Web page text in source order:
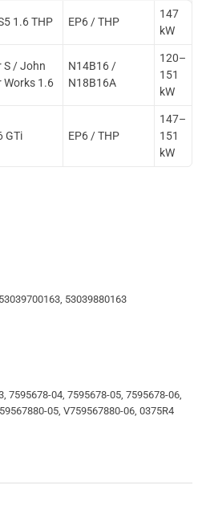
1.6 THP EP6 / THP
147
kW
S / John
Works 1.6
N14B16 /
N18B16A
120–
151
kW
GTi EP6 / THP
147–
151
kW
53039880163
7595678-04, 7595678-05, 7595678-06,
05, V759567880-06, 0375R4